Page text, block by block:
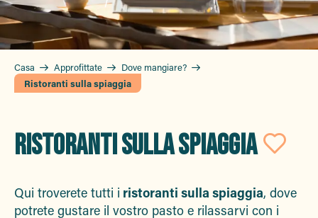
Casa Approfittate
Dove mangiare?
Ristoranti sulla spiaggia
RISTORANTI SULLA SPIAGGIA
Qui troverete tutti i ristoranti sulla spiaggia, dove
potrete gustare il vostro pasto e rilassarvi con i